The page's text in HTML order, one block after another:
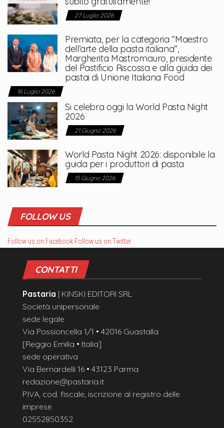
27 Luglio 2026
Premiata, per la categoria “Maestro
dell’arte della pasta italiana”,
Margherita Mastromauro, presidente
del Pastificio Riscossa e alla guida dei
pastai di Unione Italiana Food
16 Luglio 2026
Si celebra oggi la World Pasta Night
2026
21 Giugno 2026
World Pasta Night 2026: disponibile la
guida per i produttori di pasta
15 Giugno 2026
FOLLOW US
Follow us on Facebook Follow us on Twitter
CONTATTI
Pastaria | KINSKI EDITORI SRL
Società unipersonale
sede legale
Via Possioncella 1/1 • 42016 Guastalla
[Reggio Emilia • Italia]
sede operativa
Via Bernardelli 16 • 43123 Parma
redazione@pastaria.it
P.IVA, cod. fiscale, iscrizione al registro delle
imprese
02552850352